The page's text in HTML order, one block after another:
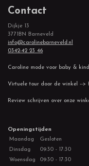
Contact
Dijkje 13
3771BN Barneveld
info@carolinebarneveld.nl
0342-42 23 46
Caroline mode voor baby &
Virtuele tour door de winkel -->
Review schrijven over onze
Openingstijden
Maandag
Gesloten
Dinsdag
09:30 - 17:30
Woensdag
09:30 - 17:30